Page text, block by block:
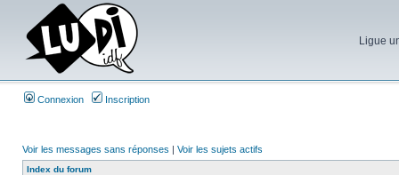
Ligue
Connexion Inscription
Voir les messages sans réponses | Voir les sujets actifs
Index du forum